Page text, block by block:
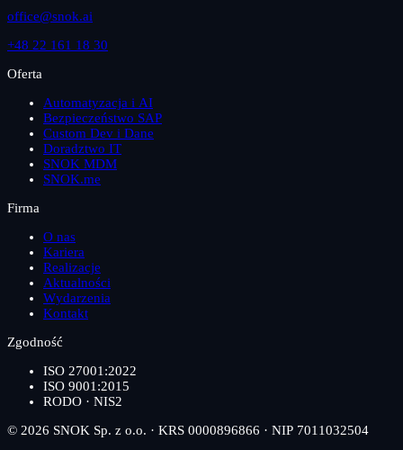
office@snok.ai
+48 22 161 18 30
Oferta
Automatyzacja i AI
Bezpieczeństwo SAP
Custom Dev i Dane
Doradztwo IT
SNOK MDM
SNOK.me
Firma
O nas
Kariera
Realizacje
Aktualności
Wydarzenia
Kontakt
Zgodność
ISO 27001:2022
ISO 9001:2015
RODO · NIS2
© 2026 SNOK Sp. z o.o. · KRS 0000896866 · NIP 7011032504